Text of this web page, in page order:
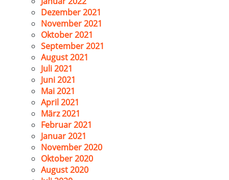
Dezember 2021
November 2021
Oktober 2021
September 2021
August 2021
Juli 2021
Juni 2021
Mai 2021
April 2021
März 2021
Februar 2021
Januar 2021
November 2020
Oktober 2020
August 2020